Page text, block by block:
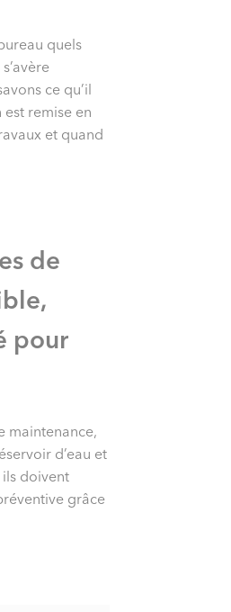
quels
ce qu’il
remise en
et quand
de
pour
maintenance,
d’eau et
doivent
grâce